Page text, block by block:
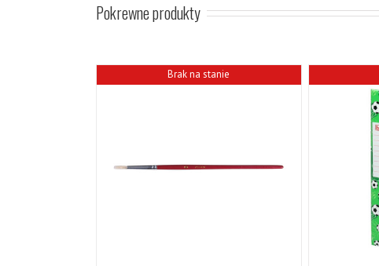
Pokrewne produkty
Brak na stanie